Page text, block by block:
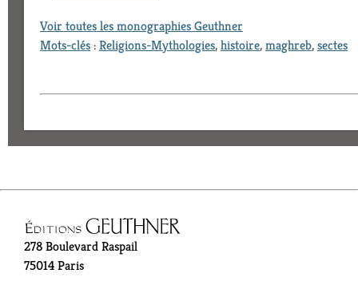
Voir toutes les monographies Geuthner
Mots-clés:Religions-Mythologies,histoire,maghreb,sectes
278 Boulevard Raspail
75014 Paris